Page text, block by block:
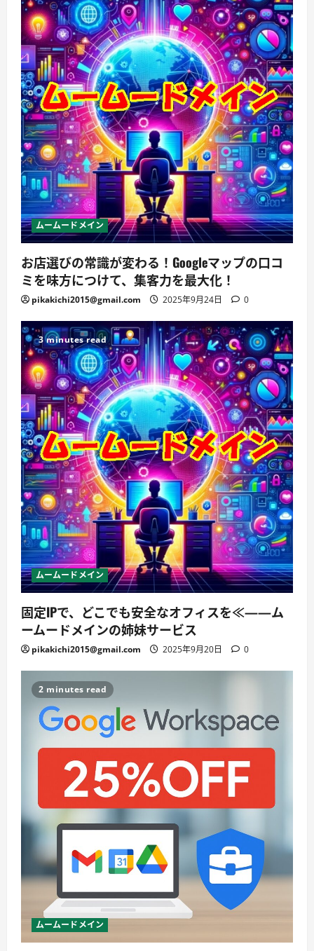
ムームードメイン
お店選びの常識が変わる！Googleマップの口コ
ミを味方につけて、集客力を最大化！
pikakichi2015@gmail.com 2025年9月24日 0
3 minutes read
ムームードメイン
固定IPで、どこでも安全なオフィスを≪——ム
ームードメインの姉妹サービス
pikakichi2015@gmail.com 2025年9月20日 0
2 minutes read
ムームードメイン